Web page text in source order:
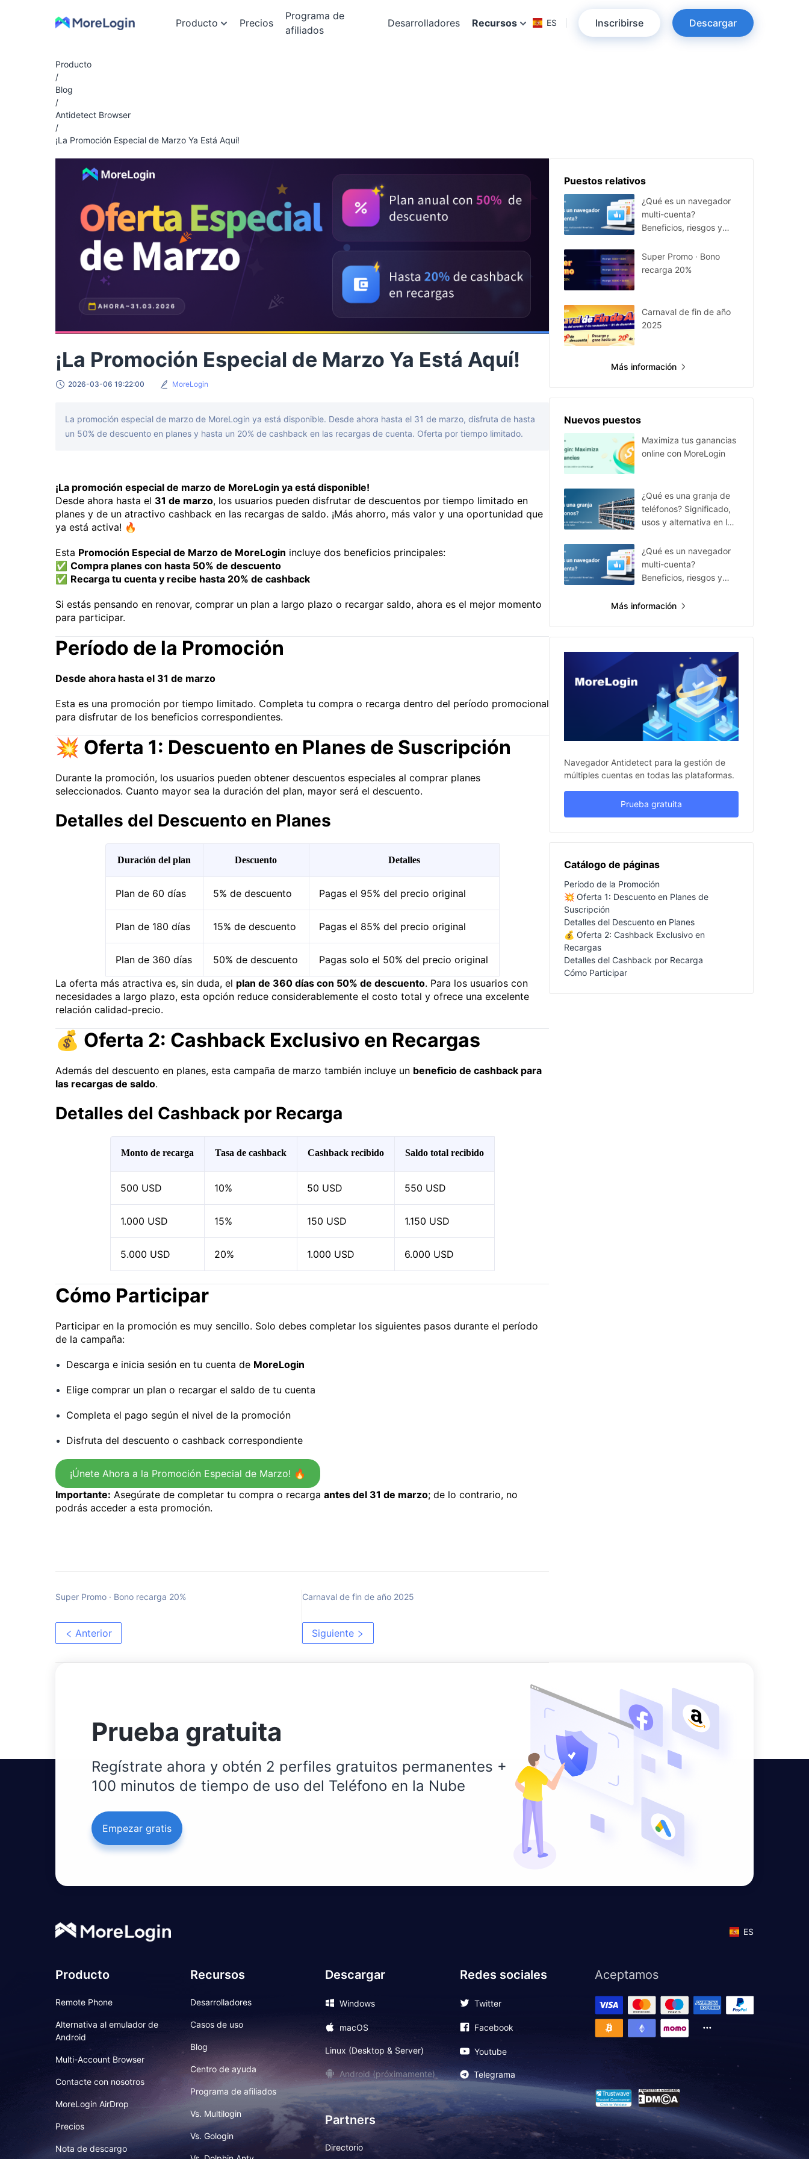
Producto Precios
Programa de
afiliados
Desarrolladores Recursos ES Inscribirse Descargar
Producto
/
Blog
/
Antidetect Browser
/
¡La Promoción Especial de Marzo Ya Está Aquí!
¡La Promoción Especial de Marzo Ya Está Aquí!
2026-03-06 19:22:00 MoreLogin
La promoción especial de marzo de MoreLogin ya está disponible. Desde ahora hasta el 31 de marzo, disfruta de hasta
un 50% de descuento en planes y hasta un 20% de cashback en las recargas de cuenta. Oferta por tiempo limitado.
¡La promoción especial de marzo de MoreLogin ya está disponible!
Desde ahora hasta el 31 de marzo, los usuarios pueden disfrutar de descuentos por tiempo limitado en
planes y de un atractivo cashback en las recargas de saldo. ¡Más ahorro, más valor y una oportunidad que
ya está activa! 🔥
Esta Promoción Especial de Marzo de MoreLogin incluye dos beneficios principales:
✅ Compra planes con hasta 50% de descuento
✅ Recarga tu cuenta y recibe hasta 20% de cashback
Si estás pensando en renovar, comprar un plan a largo plazo o recargar saldo, ahora es el mejor momento
para participar.
Período de la Promoción
Desde ahora hasta el 31 de marzo
Esta es una promoción por tiempo limitado. Completa tu compra o recarga dentro del período promocional
para disfrutar de los beneficios correspondientes.
💥 Oferta 1: Descuento en Planes de Suscripción
Durante la promoción, los usuarios pueden obtener descuentos especiales al comprar planes
seleccionados. Cuanto mayor sea la duración del plan, mayor será el descuento.
Detalles del Descuento en Planes
Duración del plan Descuento Detalles
Plan de 60 días 5% de descuento Pagas el 95% del precio original
Plan de 180 días 15% de descuento Pagas el 85% del precio original
Plan de 360 días 50% de descuento
Pagas solo el 50% del precio original
La oferta más atractiva es, sin duda, el plan de 360 días con 50% de descuento. Para los usuarios con
necesidades a largo plazo, esta opción reduce considerablemente el costo total y ofrece una excelente
relación calidad-precio.
💰 Oferta 2: Cashback Exclusivo en Recargas
Además del descuento en planes, esta campaña de marzo también incluye un beneficio de cashback para
las recargas de saldo.
Detalles del Cashback por Recarga
Monto de recarga Tasa de cashback Cashback recibido Saldo total recibido
500 USD 10% 50 USD 550 USD
1.000 USD 15% 150 USD 1.150 USD
5.000 USD 20% 1.000 USD 6.000 USD
Cómo Participar
Participar en la promoción es muy sencillo. Solo debes completar los siguientes pasos durante el período
de la campaña:
Descarga e inicia sesión en tu cuenta de MoreLogin
Elige comprar un plan o recargar el saldo de tu cuenta
Completa el pago según el nivel de la promoción
Disfruta del descuento o cashback correspondiente
¡Únete Ahora a la Promoción Especial de Marzo! 🔥
Importante: Asegúrate de completar tu compra o recarga antes del 31 de marzo; de lo contrario, no
podrás acceder a esta promoción.
Super Promo · Bono recarga 20%
Anterior
Carnaval de fin de año 2025
Siguiente
Puestos relativos
¿Qué es un navegador
multi-cuenta?
Beneficios, riesgos y
Super Promo · Bono
recarga 20%
Carnaval de fin de año
2025
Más información
Nuevos puestos
Maximiza tus ganancias
online con MoreLogin
¿Qué es una granja de
teléfonos? Significado,
usos y alternativa en la
¿Qué es un navegador
multi-cuenta?
Beneficios, riesgos y
Más información
Navegador Antidetect para la gestión de
múltiples cuentas en todas las plataformas.
Prueba gratuita
Catálogo de páginas
Período de la Promoción
💥 Oferta 1: Descuento en Planes de
Suscripción
Detalles del Descuento en Planes
💰 Oferta 2: Cashback Exclusivo en
Recargas
Detalles del Cashback por Recarga
Cómo Participar
Prueba gratuita
Regístrate ahora y obtén 2 perfiles gratuitos permanentes +
100 minutos de tiempo de uso del Teléfono en la Nube
Empezar gratis
ES
Producto
Remote Phone
Alternativa al emulador de
Android
Multi-Account Browser
Contacte con nosotros
MoreLogin AirDrop
Precios
Nota de descargo
Recursos
Desarrolladores
Casos de uso
Blog
Centro de ayuda
Programa de afiliados
Vs. Multilogin
Vs. Gologin
Descargar
Windows
macOS
Linux (Desktop & Server)
Android (próximamente)
Partners
Directorio
Redes sociales
Twitter
Facebook
Youtube
Telegrama
Aceptamos